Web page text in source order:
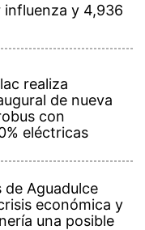
y 4,936
realiza
de nueva
con
eléctricas
de Aguadulce
económica y
una posible